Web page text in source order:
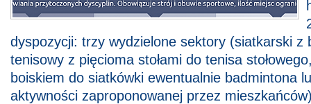
dyspozycji: trzy wydzielone sektory (siatkarski z
tenisowy z pięcioma stołami do tenisa
boiskiem do siatkówki ewentualnie badmintona
aktywności zaproponowanej przez